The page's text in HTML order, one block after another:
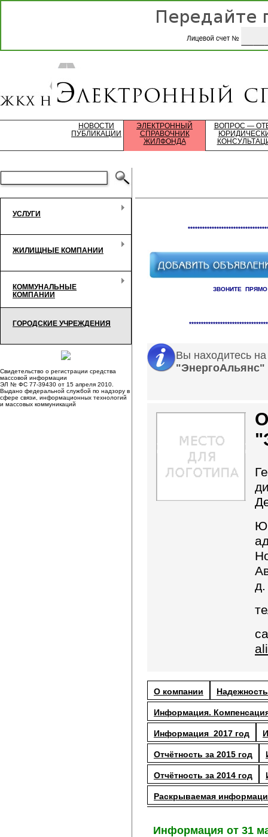
НОВОСТИ
ПУБЛИКАЦИИ
ЭЛЕКТРОННЫЙ
СПРАВОЧНИК
ЖИЛФОНДА
ВОПРОС —
УСЛУГИ
ЖИЛИЩНЫЕ КОМПАНИИ
КОММУНАЛЬНЫЕ
КОМПАНИИ
ГОРОДСКИЕ УЧРЕЖДЕНИЯ
Свидетельство о регистрации средства
массовой информации
ЭЛ № ФС 77-39430 от 15 апреля 2010.
Выдано федеральной службой по надзору в
сфере связи, информационных технологий
и массовых коммуникаций
ЗВОНИТЕ
Справочник
Вы находитесь
"ЭнергоАльянс"
О компании
Информация.
Информация_2017 год
Отчётность за 2015 год
Отчётность за 2014 год
Раскрываемая
Информация от 31